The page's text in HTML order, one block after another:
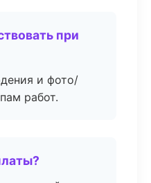
при
и фото/
работ.